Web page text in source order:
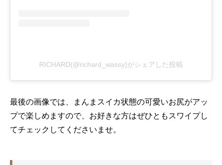
RICHARD(@richard_wassy)がシェアした投稿
最後の画像では、まんまスイカ状態の可愛いお尻がアッ
プで楽しめますので、お好きな方はぜひともスワイプし
てチェックしてくださいませ。